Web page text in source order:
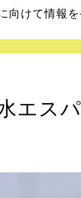
向けて情報を
エス